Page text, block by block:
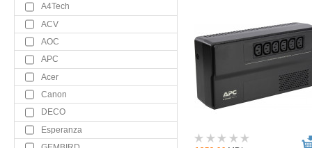
A4Tech
ACV
AOC
APC
Acer
Canon
DECO
Esperanza